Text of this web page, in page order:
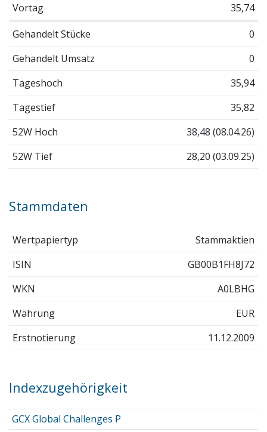
Vortag
35,74
Gehandelt Stücke
0
Gehandelt Umsatz
0
Tageshoch
35,94
Tagestief
35,82
52W Hoch
38,48 (08.04.26)
52W Tief
28,20 (03.09.25)
Stammdaten
Wertpapiertyp
Stammaktien
ISIN
GB00B1FH8J72
WKN
A0LBHG
Währung
EUR
Erstnotierung
11.12.2009
Indexzugehörigkeit
GCX Global Challenges P